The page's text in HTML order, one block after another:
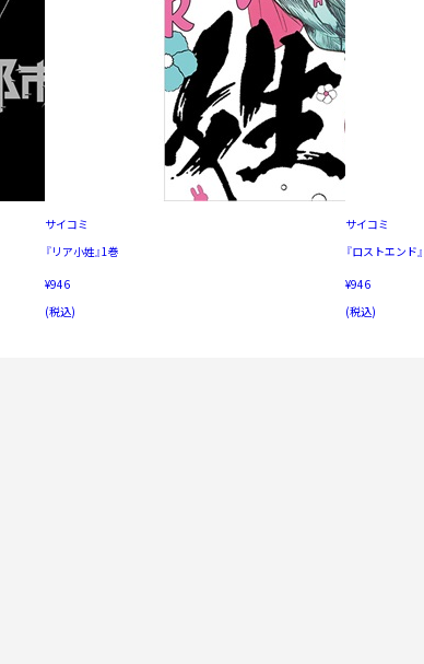
サイコミ
『リア小姓』1巻
¥946
(税込)
サイコミ
『ロストエンド
¥946
(税込)